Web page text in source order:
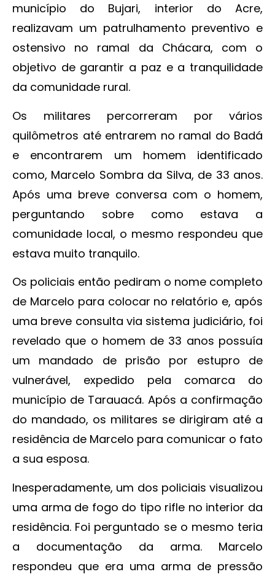
município do Bujari, interior do Acre,
realizavam um patrulhamento preventivo e
ostensivo no ramal da Chácara, com o
objetivo de garantir a paz e a tranquilidade
da comunidade rural.
Os militares percorreram por vários
quilômetros até entrarem no ramal do Badá
e encontrarem um homem identificado
como, Marcelo Sombra da Silva, de 33 anos.
Após uma breve conversa com o homem,
perguntando sobre como estava a
comunidade local, o mesmo respondeu que
estava muito tranquilo.
Os policiais então pediram o nome completo
de Marcelo para colocar no relatório e, após
uma breve consulta via sistema judiciário, foi
revelado que o homem de 33 anos possuía
um mandado de prisão por estupro de
vulnerável, expedido pela comarca do
município de Tarauacá. Após a confirmação
do mandado, os militares se dirigiram até a
residência de Marcelo para comunicar o fato
a sua esposa.
Inesperadamente, um dos policiais visualizou
uma arma de fogo do tipo rifle no interior da
residência. Foi perguntado se o mesmo teria
a documentação da arma. Marcelo
respondeu que era uma arma de pressão